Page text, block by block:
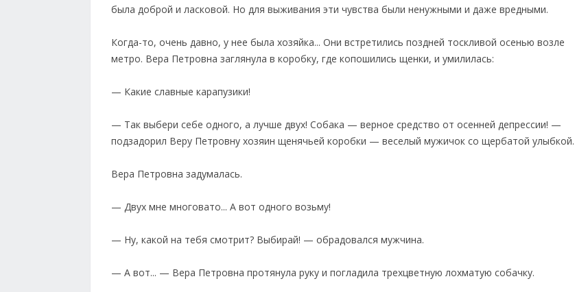
была доброй и ласковой. Но для выживания эти чувства были ненужными и даже вредными.
Когда-то, очень давно, у нее была хозяйка... Они встретились поздней тоскливой осенью возле
метро. Вера Петровна заглянула в коробку, где копошились щенки, и умилилась:
— Какие славные карапузики!
— Так выбери себе одного, а лучше двух! Собака — верное средство от осенней депрессии! —
подзадорил Веру Петровну хозяин щенячьей коробки — веселый мужичок со щербатой улыбкой.
Вера Петровна задумалась.
— Двух мне многовато... А вот одного возьму!
— Ну, какой на тебя смотрит? Выбирай! — обрадовался мужчина.
— А вот... — Вера Петровна протянула руку и погладила трехцветную лохматую собачку.